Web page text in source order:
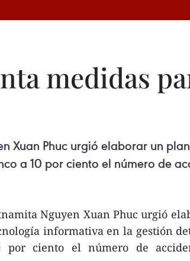
medidas
Xuan Phuc urgió elaborar un
a 10 por ciento el número de
Nguyen Xuan Phuc urgió
informativa en la gestión
ciento el número de